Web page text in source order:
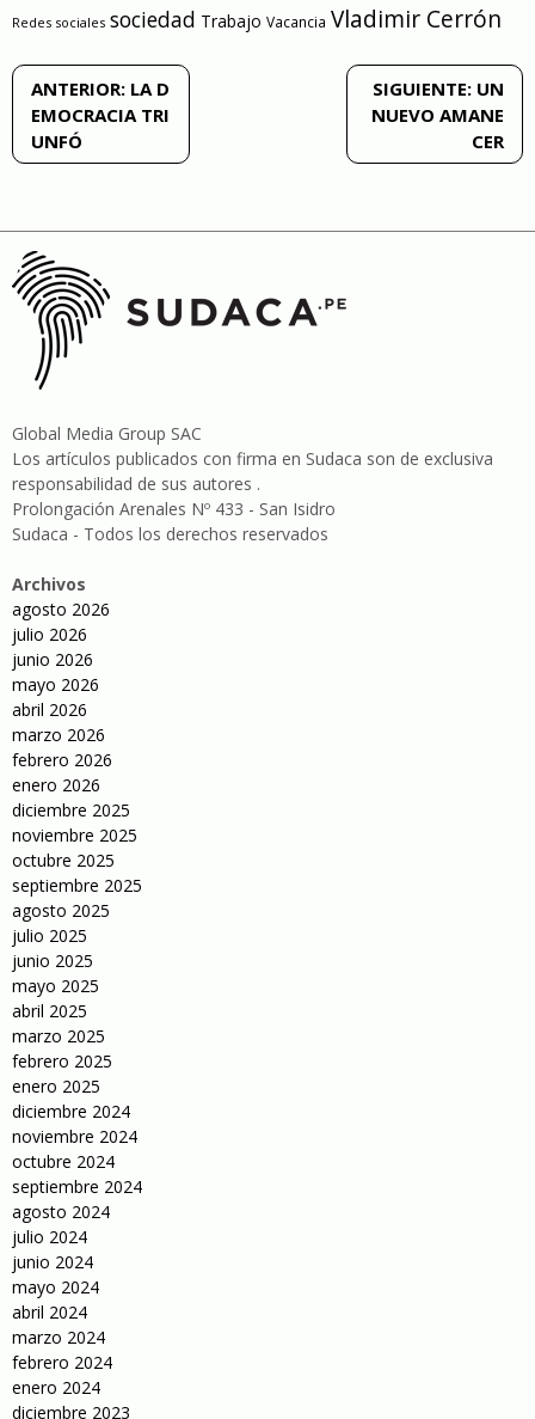
Redes sociales sociedad Trabajo Vacancia Vladimir Cerrón
Navegación
de
entradas
ANTERIOR: LA D
EMOCRACIA TRI
UNFÓ
SIGUIENTE: UN
NUEVO AMANE
CER
Global Media Group SAC
Los artículos publicados con firma en Sudaca son de exclusiva
responsabilidad de sus autores .
Prolongación Arenales Nº 433 - San Isidro
Sudaca - Todos los derechos reservados
Archivos
agosto 2026
julio 2026
junio 2026
mayo 2026
abril 2026
marzo 2026
febrero 2026
enero 2026
diciembre 2025
noviembre 2025
octubre 2025
septiembre 2025
agosto 2025
julio 2025
junio 2025
mayo 2025
abril 2025
marzo 2025
febrero 2025
enero 2025
diciembre 2024
noviembre 2024
octubre 2024
septiembre 2024
agosto 2024
julio 2024
junio 2024
mayo 2024
abril 2024
marzo 2024
febrero 2024
enero 2024
diciembre 2023